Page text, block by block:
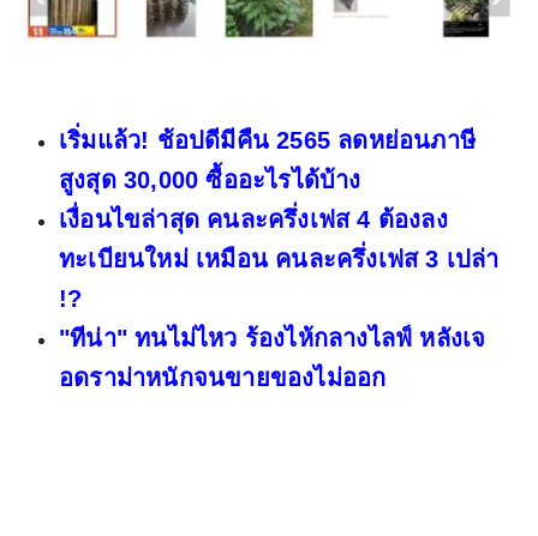
เริ่มแล้ว! ช้อปดีมีคืน 2565 ลดหย่อนภาษี
สูงสุด 30,000 ซื้ออะไรได้บ้าง
เงื่อนไขล่าสุด คนละครึ่งเฟส 4 ต้องลง
ทะเบียนใหม่ เหมือน คนละครึ่งเฟส 3 เปล่า
!?
"ทีน่า" ทนไม่ไหว ร้องไห้กลางไลฟ์ หลังเจ
อดราม่าหนักจนขายของไม่ออก